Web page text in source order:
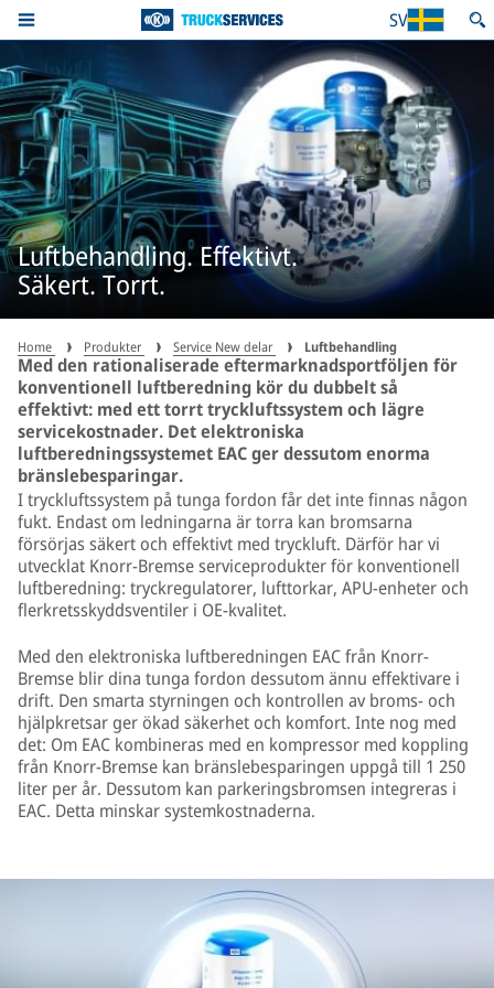
SV
Luftbehandling. Effektivt.
Säkert. Torrt.
Home Produkter Service New delar Luftbehandling
Med den rationaliserade eftermarknadsportföljen för
konventionell luftberedning kör du dubbelt så
effektivt: med ett torrt tryckluftssystem och lägre
servicekostnader. Det elektroniska
luftberedningssystemet EAC ger dessutom enorma
bränslebesparingar.
I tryckluftssystem på tunga fordon får det inte finnas någon
fukt. Endast om ledningarna är torra kan bromsarna
försörjas säkert och effektivt med tryckluft. Därför har vi
utvecklat Knorr-Bremse serviceprodukter för konventionell
luftberedning: tryckregulatorer, lufttorkar, APU-enheter och
flerkretsskyddsventiler i OE-kvalitet.
Med den elektroniska luftberedningen EAC från Knorr-
Bremse blir dina tunga fordon dessutom ännu effektivare i
drift. Den smarta styrningen och kontrollen av broms- och
hjälpkretsar ger ökad säkerhet och komfort. Inte nog med
det: Om EAC kombineras med en kompressor med koppling
från Knorr-Bremse kan bränslebesparingen uppgå till 1 250
liter per år. Dessutom kan parkeringsbromsen integreras i
EAC. Detta minskar systemkostnaderna.